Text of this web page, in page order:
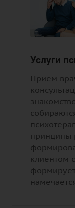
Услуги
Прием
принципы
клиентом